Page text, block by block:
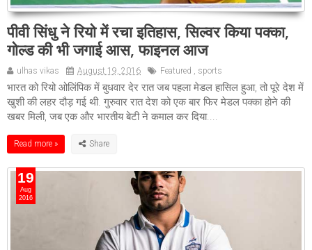
पीवी सिंधु ने रियो में रचा इतिहास, सिल्वर किया पक्का,
गोल्ड की भी जगाई आस, फाइनल आज
ulhas vikas August 19, 2016 Featured sports
भारत को रियो ओलिंपिक में बुधवार देर रात जब पहला मेडल हासिल हुआ, तो पूरे देश में
खुशी की लहर दौड़ गई थी. गुरुवार रात देश को एक बार फिर मेडल पक्का होने की
खबर मिली, जब एक और भारतीय बेटी ने कमाल कर दिया....
Read more »
19
Aug
2016